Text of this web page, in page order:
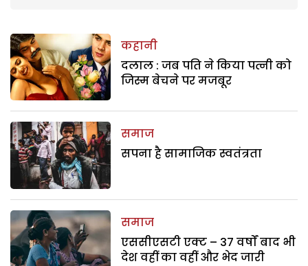
कहानी
दलाल : जब पति ने किया पत्नी को
जिस्म बेचने पर मजबूर
समाज
सपना है सामाजिक स्वतंत्रता
समाज
एससीएसटी एक्ट – 37 वर्षों बाद भी
देश वहीं का वहीं और भेद जारी